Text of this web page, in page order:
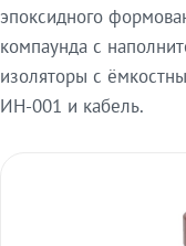
эпоксидного
компаунда с
изоляторы с
ИН-001 и кабель.